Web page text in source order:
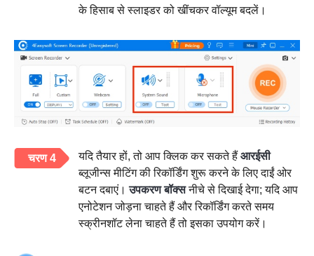
के हिसाब से स्लाइडर को खींचकर वॉल्यूम बदलें।
चरण 4 यदि तैयार हों, तो आप क्लिक कर सकते हैं आरईसी
ब्लूजीन्स मीटिंग की रिकॉर्डिंग शुरू करने के लिए दाईं ओर
बटन दबाएं।उपकरण बॉक्सनीचे से दिखाई देगा; यदि आप
एनोटेशन जोड़ना चाहते हैं और रिकॉर्डिंग करते समय
स्क्रीनशॉट लेना चाहते हैं तो इसका उपयोग करें।